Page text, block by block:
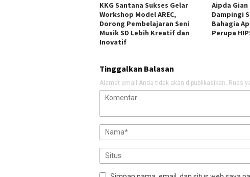
KKG Santana Sukses Gelar
Workshop Model AREC,
Dorong Pembelajaran Seni
Musik SD Lebih Kreatif dan
Inovatif
Aipda Gian
Dampingi
Bahagia
Perupa
Tinggalkan Balasan
Alamat email Anda tidak akan dipublikasikan. Ruas